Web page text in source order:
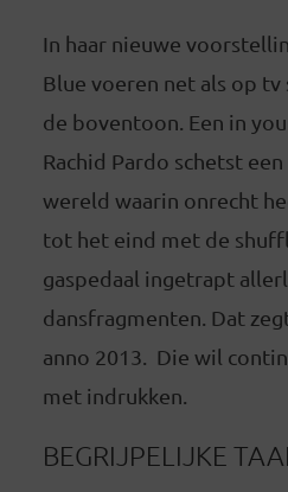
In haar nieuwe
Blue voeren net als op
de boventoon. Een in
Rachid Pardo schetst
wereld waarin onrecht
tot het eind met de
gaspedaal ingetrapt
dansfragmenten. Dat
anno 2013. Die wil
met indrukken.
BEGRIJPELIJKE TAAL